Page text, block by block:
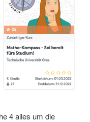
4 alles um die